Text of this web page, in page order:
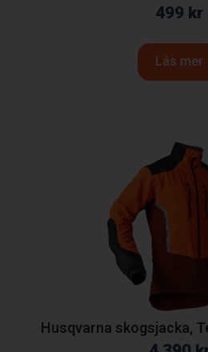
499 kr
Läs mer
Husqvarna skogsjacka,